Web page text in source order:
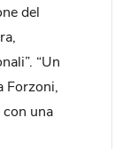
del
“Un
Forzoni,
con una